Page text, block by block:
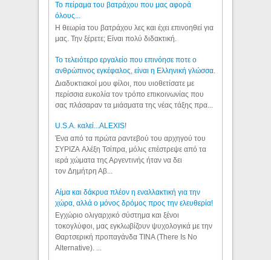
Το πείραμα του βατράχου που μας αφορά
όλους...
Η θεωρία του βατράχου λες και έχει επινοηθεί για
μας. Την ξέρετε; Είναι πολύ διδακτική.
Το τελειότερο εργαλείο που επινόησε ποτε ο
ανθρώπινος εγκέφαλος, είναι η Ελληνική γλώσσα.
Διαδυκτιακοί μου φίλοι, που υιοθετίσατε με
περίσσια ευκολία τον τρόπο επικοινωνίας που
σας πλάσαραν τα μιάσματα της νέας τάξης πρα...
U.S.A. καλεί...ALEXIS!
Ένα από τα πρώτα ραντεβού του αρχηγού του
ΣΥΡΙΖΑ Αλέξη Τσίπρα, μόλις επέστρεψε από τα
ιερά χώματα της Αργεντινής ήταν να δει
τον Δημήτρη Αβ...
Αίμα και δάκρυα πλέον η εναλλακτική για την
χώρα, αλλά ο μόνος δρόμος προς την ελευθερία!
Εγχώριο ολιγαρχικό σύστημα και ξένοι
τοκογλύφοι, μας εγκλωβίζουν ψυχολογικά με την
Θαρτσερική προπαγάνδα TINA (There Is No
Alternative). ...